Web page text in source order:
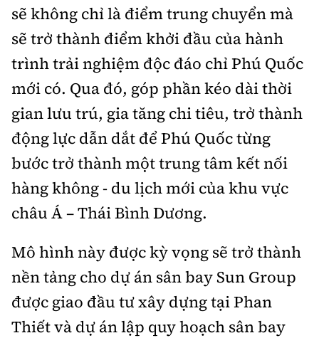
sẽ không chỉ là điểm trung chuyển mà
sẽ trở thành điểm khởi đầu của hành
trình trải nghiệm độc đáo chỉ Phú Quốc
mới có. Qua đó, góp phần kéo dài thời
gian lưu trú, gia tăng chi tiêu, trở thành
động lực dẫn dắt để Phú Quốc từng
bước trở thành một trung tâm kết nối
hàng không - du lịch mới của khu vực
châu Á – Thái Bình Dương.
Mô hình này được kỳ vọng sẽ trở thành
nền tảng cho dự án sân bay Sun Group
được giao đầu tư xây dựng tại Phan
Thiết và dự án lập quy hoạch sân bay